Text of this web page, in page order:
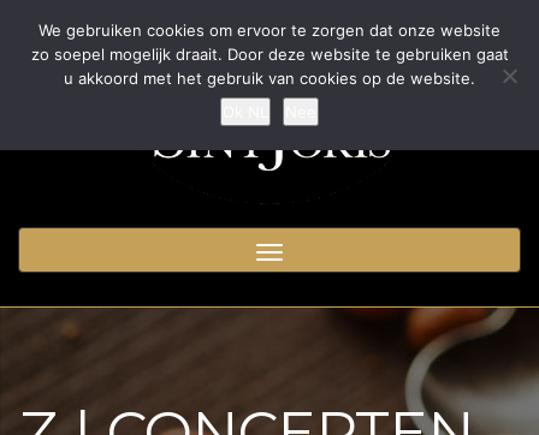
Toggle
navigation
We gebruiken cookies om ervoor te zorgen dat onze website
zo soepel mogelijk draait. Door deze website te gebruiken gaat
u akkoord met het gebruik van cookies op de website.